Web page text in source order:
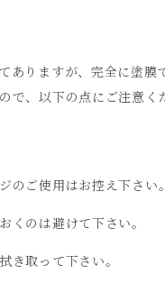
ありますが、完全に塗膜
で、以下の点にご注意く
のご使用はお控え下さい。
くのは避けて下さい。
き取って下さい。